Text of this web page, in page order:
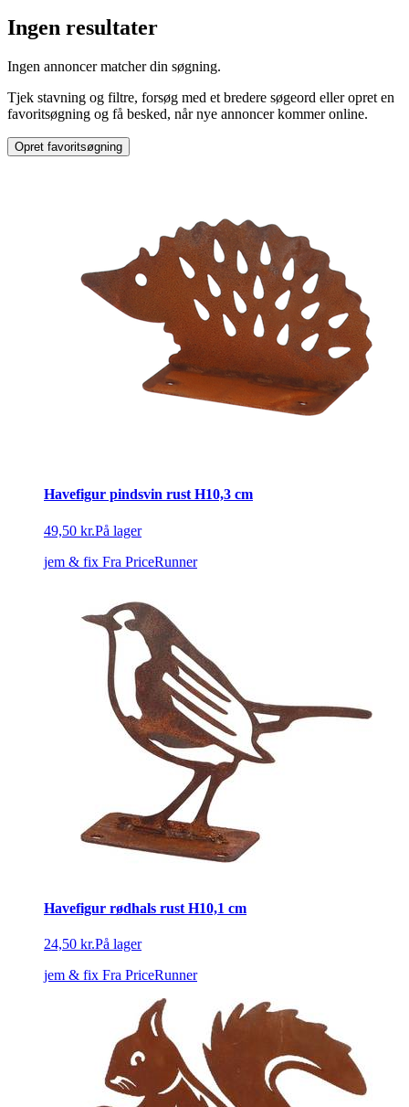
Havefigurer
Ingen resultater
Ingen annoncer matcher din søgning.
Tjek stavning og filtre, forsøg med et bredere søgeord eller opret en
favoritsøgning og få besked, når nye annoncer kommer online.
Opret favoritsøgning
Havefigur pindsvin rust H10,3 cm
49,50 kr.På lager
jem & fix Fra PriceRunner
Havefigur rødhals rust H10,1 cm
24,50 kr.På lager
jem & fix Fra PriceRunner